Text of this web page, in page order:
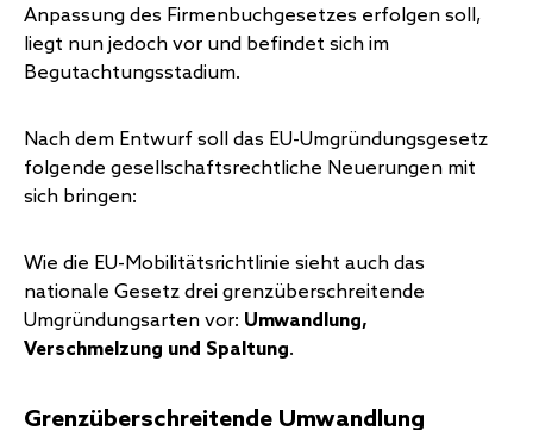
Anpassung des Firmenbuchgesetzes erfolgen soll,
liegt nun jedoch vor und befindet sich im
Begutachtungsstadium.
Nach dem Entwurf soll das EU-Umgründungsgesetz
folgende gesellschaftsrechtliche Neuerungen mit
sich bringen:
Wie die EU-Mobilitätsrichtlinie sieht auch das
nationale Gesetz drei grenzüberschreitende
Umgründungsarten vor: Umwandlung,
Verschmelzung und Spaltung.
Grenzüberschreitende Umwandlung